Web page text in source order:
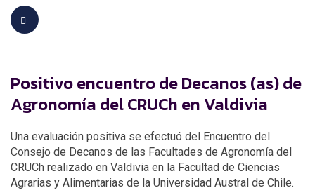
Positivo encuentro de Decanos (as) de
Agronomía del CRUCh en Valdivia
Una evaluación positiva se efectuó del Encuentro del
Consejo de Decanos de las Facultades de Agronomía del
CRUCh realizado en Valdivia en la Facultad de Ciencias
Agrarias y Alimentarias de la Universidad Austral de Chile.